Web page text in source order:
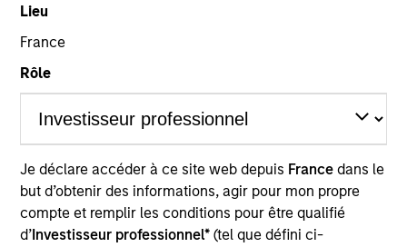
Lieu
France
Rôle
Je déclare accéder à ce site web depuis France dans le
but d’obtenir des informations, agir pour mon propre
compte et remplir les conditions pour être qualifié
d’Investisseur professionnel*(tel que défini ci-
Years
Global Liquidity Solutions